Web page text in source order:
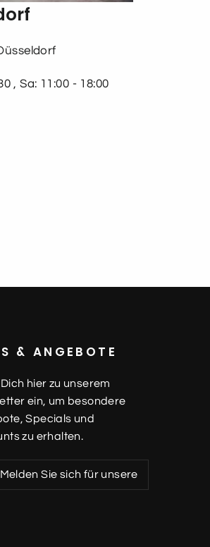
, Sa: 11:00 - 18:00
& ANGEBOTE
hier zu unserem
ein, um besondere
Specials und
zu erhalten.